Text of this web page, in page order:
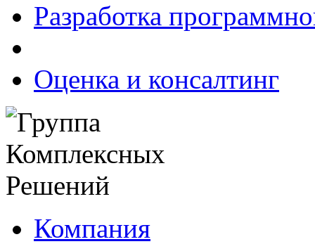
Разработка
Оценка и консалтинг
Компания